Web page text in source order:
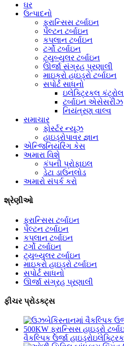
ઘર
ઉત્પાદનો
ફ્રાન્સિસ ટર્બાઇન
પેલ્ટન ટર્બાઇન
કપલાન ટર્બાઇન
ટર્ગો ટર્બાઇન
ટ્યુબ્યુલર ટર્બાઇન
ઊર્જા સંગ્રહ પ્રણાલી
માઇક્રો હાઇડ્રો ટર્બાઇન
સપોર્ટ સાધનો
ઇલેક્ટ્રિકલ
ટર્બાઇન એસેસરીઝ
નિયંત્રણ વાલ્વ
સમાચાર
ફોર્સ્ટર ન્યૂઝ
હાઇડ્રોપાવર જ્ઞાન
એન્જિનિયરિંગ કેસ
અમારા વિશે
કંપની પ્રોફાઇલ
ડેટા ડાઉનલોડ
અમારો સંપર્ક કરો
શ્રેણીઓ
ફ્રાન્સિસ ટર્બાઇન
પેલ્ટન ટર્બાઇન
કપલાન ટર્બાઇન
ટર્ગો ટર્બાઇન
ટ્યુબ્યુલર ટર્બાઇન
માઇક્રો હાઇડ્રો ટર્બાઇન
સપોર્ટ સાધનો
ઊર્જા સંગ્રહ પ્રણાલી
ફીચર પ્રોડક્ટ્સ
વૈકલ્પિક ઉર્જા